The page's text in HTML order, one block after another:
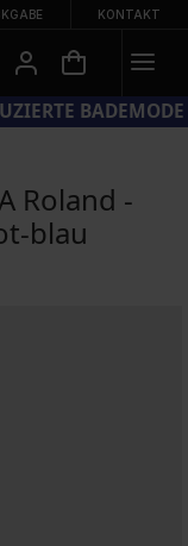
KONTAKT
BADEMODE
Roland -
blau